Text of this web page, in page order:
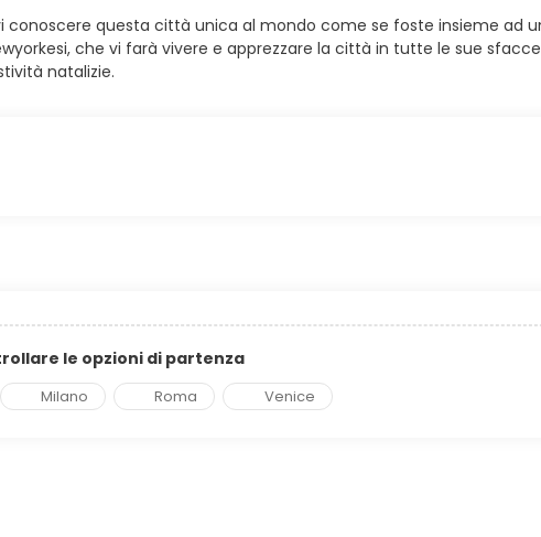
questa città unica al mondo come se foste insieme ad
che vi farà vivere e apprezzare la città in tutte le sue
natalizie.
le opzioni di partenza
Milano Roma Venice